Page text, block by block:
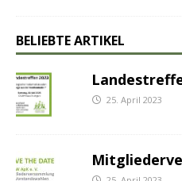
BELIEBTE ARTIKEL
25. April 2023